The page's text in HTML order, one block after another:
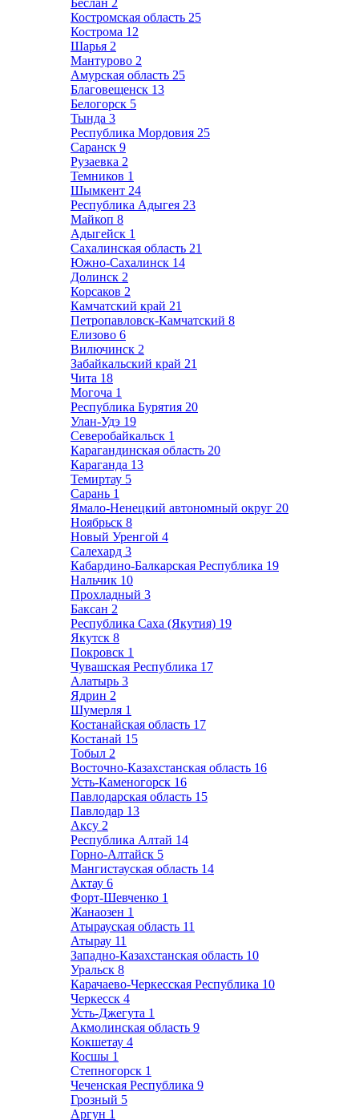
Беслан 2
Костромская область 25
Кострома 12
Шарья 2
Мантурово 2
Амурская область 25
Благовещенск 13
Белогорск 5
Тында 3
Республика Мордовия 25
Саранск 9
Рузаевка 2
Темников 1
Шымкент 24
Республика Адыгея 23
Майкоп 8
Адыгейск 1
Сахалинская область 21
Южно-Сахалинск 14
Долинск 2
Корсаков 2
Камчатский край 21
Петропавловск-Камчатский 8
Елизово 6
Вилючинск 2
Забайкальский край 21
Чита 18
Могоча 1
Республика Бурятия 20
Улан-Удэ 19
Северобайкальск 1
Карагандинская область 20
Караганда 13
Темиртау 5
Сарань 1
Ямало-Ненецкий автономный округ 20
Ноябрьск 8
Новый Уренгой 4
Салехард 3
Кабардино-Балкарская Республика 19
Нальчик 10
Прохладный 3
Баксан 2
Республика Саха (Якутия) 19
Якутск 8
Покровск 1
Чувашская Республика 17
Алатырь 3
Ядрин 2
Шумерля 1
Костанайская область 17
Костанай 15
Тобыл 2
Восточно-Казахстанская область 16
Усть-Каменогорск 16
Павлодарская область 15
Павлодар 13
Аксу 2
Республика Алтай 14
Горно-Алтайск 5
Мангистауская область 14
Актау 6
Форт-Шевченко 1
Жанаозен 1
Атырауская область 11
Атырау 11
Западно-Казахстанская область 10
Уральск 8
Карачаево-Черкесская Республика 10
Черкесск 4
Усть-Джегута 1
Акмолинская область 9
Кокшетау 4
Косшы 1
Степногорск 1
Чеченская Республика 9
Грозный 5
Аргун 1